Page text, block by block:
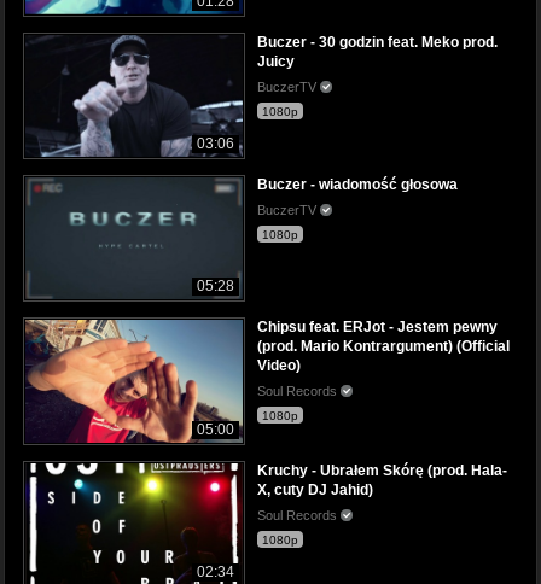
03:06
Buczer - 30 godzin feat. Meko prod.
Juicy
BuczerTV
1080p
05:28
Buczer - wiadomość głosowa
BuczerTV
1080p
05:00
Chipsu feat. ERJot - Jestem pewny
(prod. Mario Kontrargument) (Official
Video)
Soul Records
1080p
02:34
Kruchy - Ubrałem Skórę (prod. Hala-
X, cuty DJ Jahid)
Soul Records
1080p